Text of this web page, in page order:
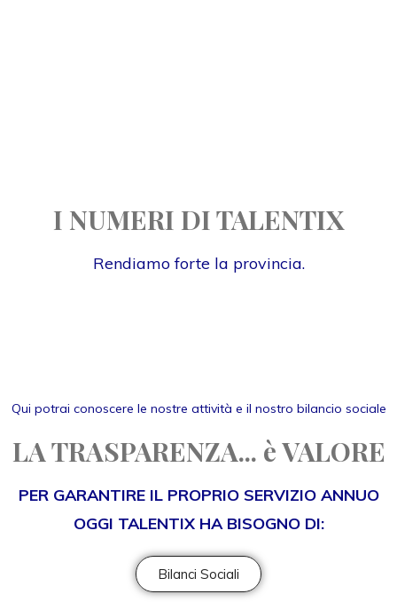
I NUMERI DI TALENTIX
Rendiamo forte la provincia.
Qui potrai conoscere le nostre attività e il nostro bilancio sociale
LA TRASPARENZA... è VALORE
PER GARANTIRE IL PROPRIO SERVIZIO ANNUO
OGGI TALENTIX HA BISOGNO DI:
Bilanci Sociali